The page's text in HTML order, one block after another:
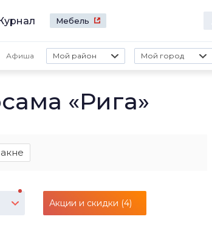
Мебель
Афиша Мой район Мой город
«Рига»
Акции и скидки (4)